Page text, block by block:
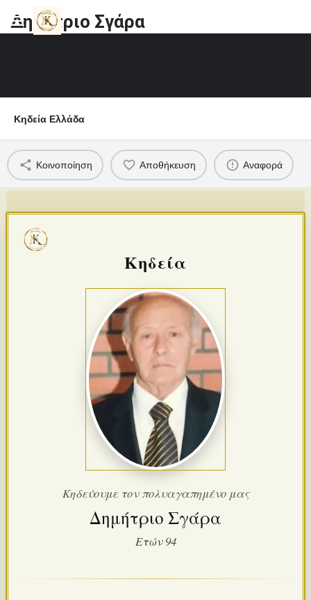
Δημήτριο Σγάρα
Κηδεία Ελλάδα
Κοινοποίηση Αποθήκευση Αναφορά
Κηδεία
Κηδεύουμε τον πολυαγαπημένο μας
Δημήτριο Σγάρα
Ετών 94